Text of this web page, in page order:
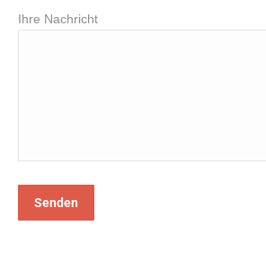
Bitte lasse dieses Feld leer.
Ihre Nachricht